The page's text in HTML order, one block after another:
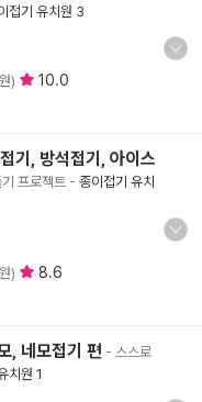
접기 유치원 3
)
10.0
기, 방석접기, 아이스
프로젝트 - 종이접기 유치
)
8.6
, 네모접기 편 - 스스로
치원 1